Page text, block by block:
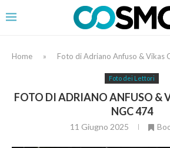
Home » Foto di Adriano Anfuso & Vikas
Foto dei Lettori
FOTO DI ADRIANO ANFUSO &
NGC 474
11 Giugno 2025